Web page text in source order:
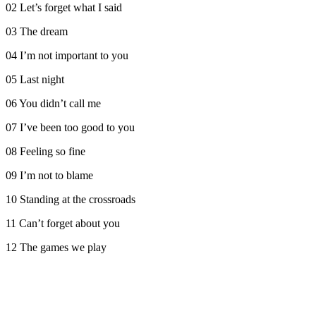
02 Let’s forget what I said
03 The dream
04 I’m not important to you
05 Last night
06 You didn’t call me
07 I’ve been too good to you
08 Feeling so fine
09 I’m not to blame
10 Standing at the crossroads
11 Can’t forget about you
12 The games we play